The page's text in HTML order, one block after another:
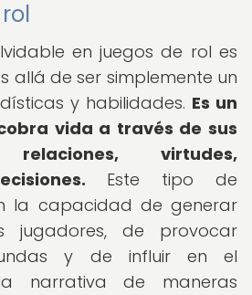
en juegos de rol es
allá de ser simplemente un
y habilidades. Es un
vida a través de sus
relaciones, virtudes,
Este tipo de
la capacidad de generar
jugadores, de provocar
y de influir en el
narrativa de maneras